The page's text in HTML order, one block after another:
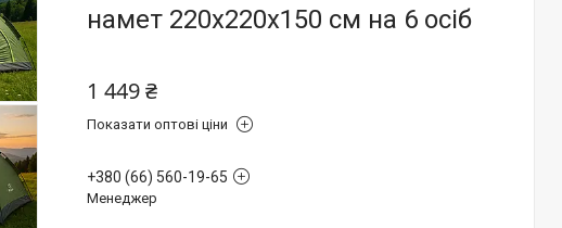
намет 220x220x150 см на 6 осіб
1 449 ₴
Показати оптові ціни
+380 (66) 560-19-65
Менеджер